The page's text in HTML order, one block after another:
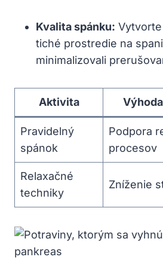
Kvalita spánku:
tiché prostredie na
minimalizovali
Aktivita
Pravidelný
⁤spánok
Podpora
⁢procesov
Relaxačné
⁣techniky
Zníženie